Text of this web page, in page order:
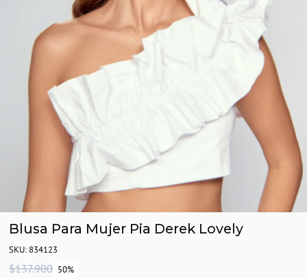
Blusa Para Mujer Pia Derek Lovely
SKU: 834123
$137.900 50%